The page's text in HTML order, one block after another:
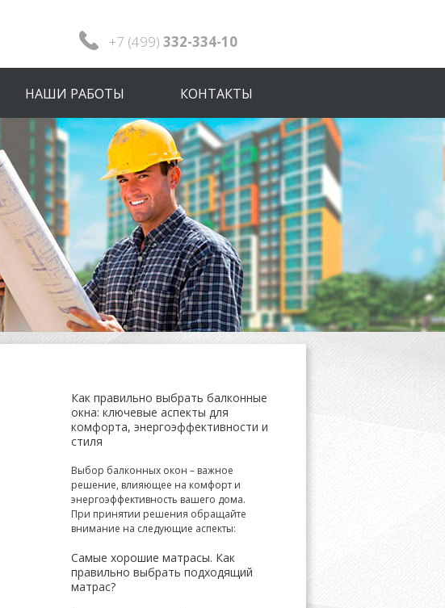
+7 (499) 332-334-10
НАШИ РАБОТЫ КОНТАКТЫ
Как правильно выбрать балконные
окна: ключевые аспекты для
комфорта, энергоэффективности и
стиля
Выбор балконных окон – важное
решение, влияющее на комфорт и
энергоэффективность вашего дома.
При принятии решения обращайте
внимание на следующие аспекты:
Самые хорошие матрасы. Как
правильно выбрать подходящий
матрас?